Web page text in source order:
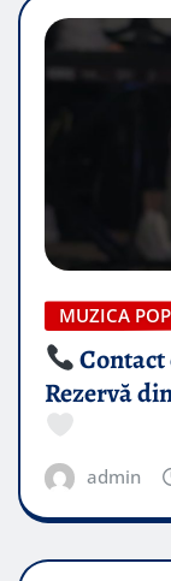
MUZICA
Contact
Rezervă
admin